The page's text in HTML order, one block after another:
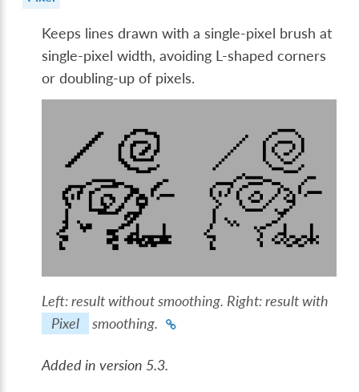
Keeps lines drawn with a single-pixel brush at
single-pixel width, avoiding L-shaped corners
or doubling-up of pixels.
Left: result without smoothing. Right: result with
Pixel
smoothing.
Added in version 5.3.